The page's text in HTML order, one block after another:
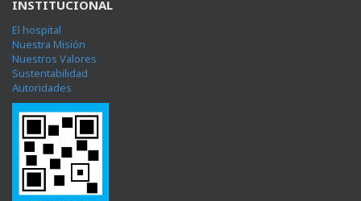
INSTITUCIONAL
El hospital
Nuestra Misión
Nuestros Valores
Sustentabilidad
Autoridades